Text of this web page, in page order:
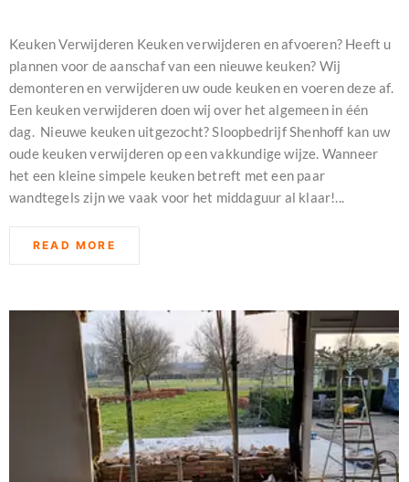
Keuken Verwijderen Keuken verwijderen en afvoeren? Heeft u
plannen voor de aanschaf van een nieuwe keuken? Wij
demonteren en verwijderen uw oude keuken en voeren deze af.
Een keuken verwijderen doen wij over het algemeen in één
dag. Nieuwe keuken uitgezocht? Sloopbedrijf Shenhoff kan uw
oude keuken verwijderen op een vakkundige wijze. Wanneer
het een kleine simpele keuken betreft met een paar
wandtegels zijn we vaak voor het middaguur al klaar!...
READ MORE